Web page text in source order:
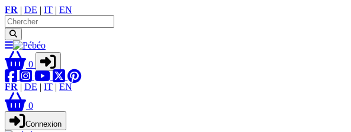
FR | DE | IT | EN
0
FR | DE | IT | EN
0
Connexion